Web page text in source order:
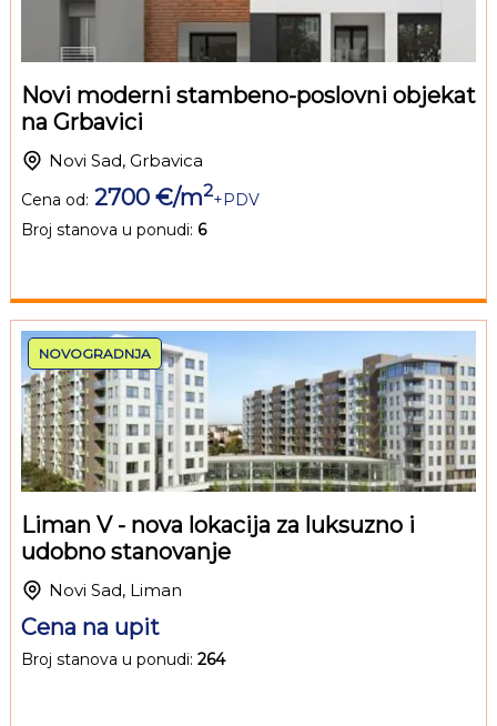
Novi moderni stambeno-poslovni objekat
na Grbavici
Novi Sad, Grbavica
Cena od: 2700 €/m2+PDV
Broj stanova u ponudi: 6
NOVOGRADNJA
Liman V - nova lokacija za luksuzno i
udobno stanovanje
Novi Sad, Liman
Cena na upit
Broj stanova u ponudi: 264